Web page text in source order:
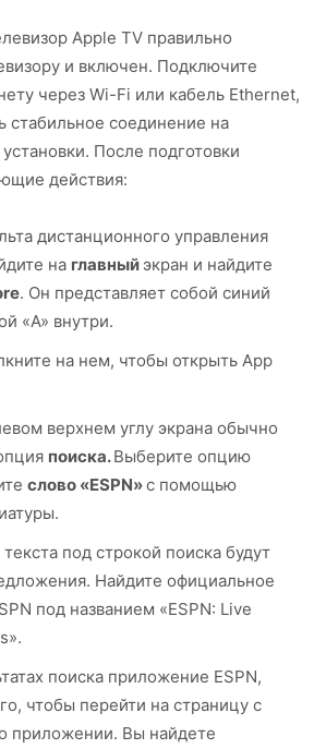
Apple TV правильно
и включен. Подключите
через Wi-Fi или кабель Ethernet,
стабильное соединение на
После подготовки
действия:
дистанционного управления
на главный экран и найдите
. Он представляет собой синий
«A» внутри.
на нем, чтобы открыть App
верхнем углу экрана обычно
поиска.Выберите опцию
слово «ESPN»с помощью
под строкой поиска будут
Найдите официальное
под названием «ESPN: Live
поиска приложение ESPN,
чтобы перейти на страницу с
приложении. Вы найдете